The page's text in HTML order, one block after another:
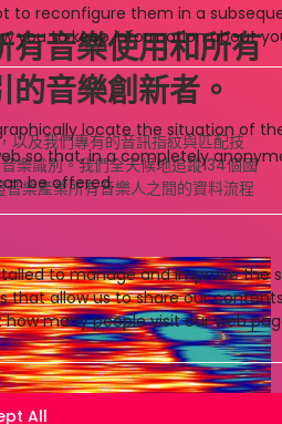
to reconfigure them in a
you to keep information about
locate the situation of
so that, in a completely
be offered.
to manage and improve the
that allow us to share our
many people visit our web
有音樂使用和所有
音樂創新者。
以及我們專有的音訊指紋與匹配技
樂識別。我們全天候地追蹤134個國
樂產業所有音樂人之間的資料流程